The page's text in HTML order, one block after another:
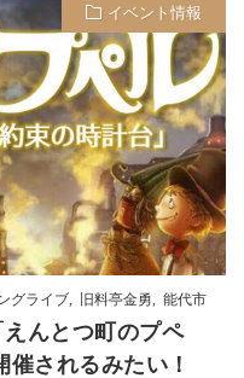
イベント情報
グライブ 旧料亭金勇 能代市
えんとつ町のプペ
されるみたい！